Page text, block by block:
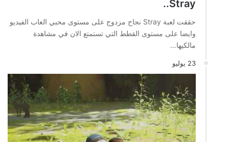
Stray..
حققت لعبة Stray نجاح مزدوج على مستوى محبي العاب الفيديو
وايضا على مستوى القطط التي تستمتع الان في مشاهدة
مالكيها…
23 يوليو